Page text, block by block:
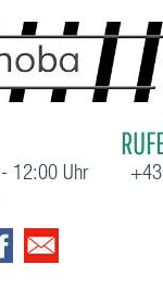
12:00 Uhr